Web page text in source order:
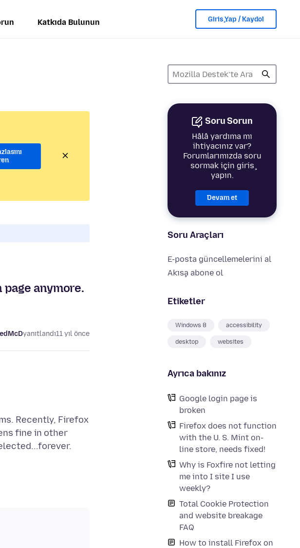
Katkıda Bulunun Giriş Yap / Kaydol
Soru Sorun
Hâlâ yardıma mı
ihtiyacınız var?
Forumlarımızda soru
sormak için giriş
yapın.
Devam et
Soru Araçları
E-posta güncellemelerini al
Akışa abone ol
Etiketler
Windows 8 accessibility
desktop websites
Ayrıca bakınız
Google login page is
broken
Firefox does not function
with the U. S. Mint on-
line store, needs fixed!
Why is Foxfire not letting
me into I site I use
weekly?
Total Cookie Protection
and website breakage
FAQ
How to install Firefox on
anymore.
yanıtlandı11 yıl önce
Recently, Firefox
fine in other